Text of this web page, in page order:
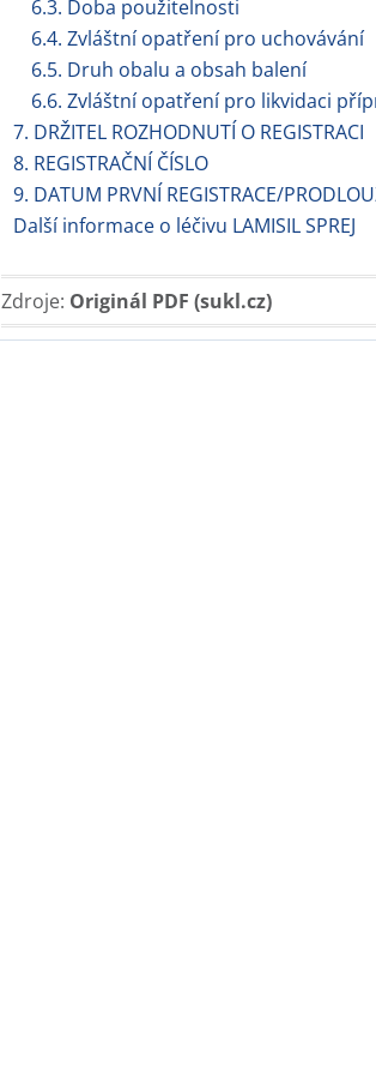
6.3. Doba použitelnosti
6.4. Zvláštní opatření pro uchovávání
6.5. Druh obalu a obsah balení
6.6. Zvláštní opatření pro likvidaci
7. DRŽITEL ROZHODNUTÍ O REGISTRACI
8. REGISTRAČNÍ ČÍSLO
9. DATUM PRVNÍ REGISTRACE/
Další informace o léčivu LAMISIL SPREJ
Zdroje: Originál PDF (sukl.cz)